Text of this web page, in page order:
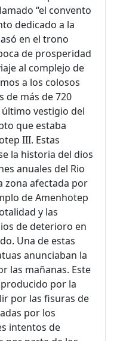
“el convento
dedicado a la
en el trono
de prosperidad
al complejo de
a los colosos
de más de 720
vestigio del
que estaba
III. Estas
la historia del dios
anuales del Rio
zona afectada por
de Amenhotep
y las
de deterioro en
Una de estas
anunciaban la
las mañanas. Este
por la
por las fisuras de
por los
intentos de